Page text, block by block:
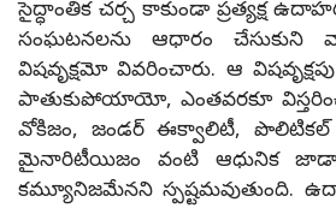
సైద్ధాంతిక చర్చ కాకుండా ప్రత్యక్ష
సంఘటనలను ఆధారం చేసుకుని
విషవృక్షమో వివరించారు. ఆ
పాతుకుపోయాయో, ఎంతవరకూ
వోకిజం, జండర్ ఈక్వాలిటీ, పొలిటికల్
మైనారిటీయిజం వంటి ఆధునిక
కమ్యూనిజమేనని స్పష్టమవుతుంది.